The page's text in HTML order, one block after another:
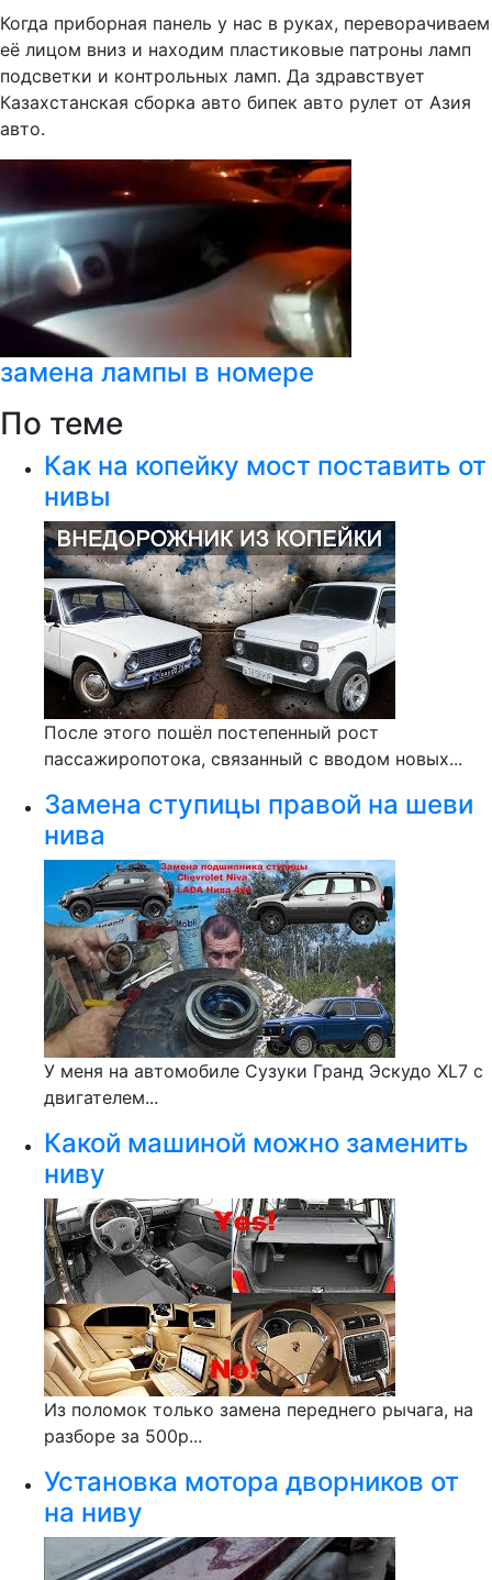
Когда приборная панель у нас в руках, переворачиваем
её лицом вниз и находим пластиковые патроны ламп
подсветки и контрольных ламп. Да здравствует
Казахстанская сборка авто бипек авто рулет от Азия
авто.
замена лампы в номере
По теме
Как на копейку мост поставить от
нивы
После этого пошёл постепенный рост
пассажиропотока, связанный с вводом новых...
Замена ступицы правой на шеви
нива
У меня на автомобиле Сузуки Гранд Эскудо XL7 с
двигателем...
Какой машиной можно заменить
ниву
Из поломок только замена переднего рычага, на
разборе за 500р...
Установка мотора дворников от
на ниву